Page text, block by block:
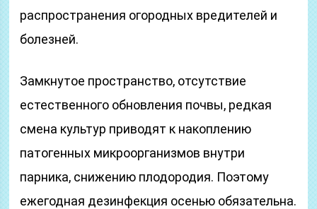
распространения огородных вредителей и
болезней.
Замкнутое пространство, отсутствие
естественного обновления почвы, редкая
смена культур приводят к накоплению
патогенных микроорганизмов внутри
парника, снижению плодородия. Поэтому
ежегодная дезинфекция осенью обязательна.